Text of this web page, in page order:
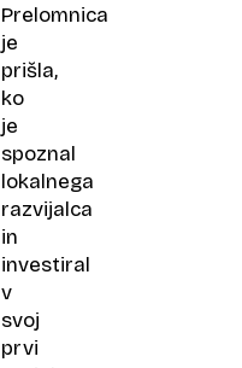
Prelomnica
je
prišla,
ko
je
spoznal
lokalnega
razvijalca
in
investiral
v
svoj
prvi